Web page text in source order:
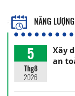
NĂNG
5
Thg8
2026
Xây
an